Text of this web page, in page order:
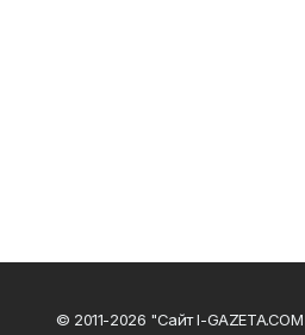
© 2011-2026 "Сайт I-